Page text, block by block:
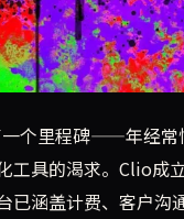
亿美元里程碑，标
个里程碑——年经常
具的渴求。Clio成
涵盖计费、客户沟